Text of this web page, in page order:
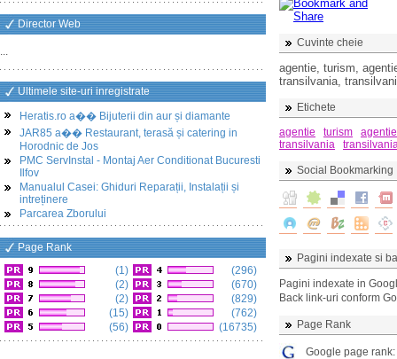
Director Web
...
Ultimele site-uri inregistrate
Heratis.ro a�� Bijuterii din aur și diamante
JAR85 a�� Restaurant, terasă și catering in
Horodnic de Jos
PMC ServInstal - Montaj Aer Conditionat Bucuresti
Ilfov
Manualul Casei: Ghiduri Reparații, Instalații și
intreținere
Parcarea Zborului
Page Rank
(1)
(2)
(2)
(15)
(56)
(296)
(670)
(829)
(762)
(16735)
Cuvinte cheie
agentie, turism,
transilvania,
Etichete
agentie
turism
transilvania
Social Bookmarking
Pagini indexate si
Pagini indexate in
Back link-uri conform
Page Rank
Google page rank: